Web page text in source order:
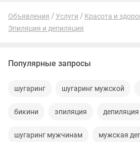
Объявления Услуги
Красота и
Эпиляция и депиляция
Популярные запросы
шугаринг шугаринг мужской
бикини эпиляция депиляция
шугаринг мужчинам мужская